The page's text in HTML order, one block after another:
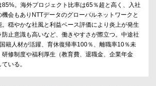
。海外プロジェクト比率は65％超と高く、入社
会もありNTTデータのグローバルネットワークと
穏やかな社風と利益ベース評価により炎上が発生
防止意識も高いなど、働きやすさが際立つ。中途社
籍人材が活躍、育休復帰率100％、離職率10％未
修制度や福利厚生（教育費、退職金、企業年金
いる。